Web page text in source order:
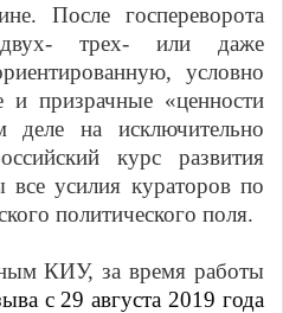
После госпереворота
трех- или даже
условно
и призрачные «ценности
на исключительно
курс развития
усилия кураторов по
политического поля.
КИУ, за время работы
с 29 августа 2019 года